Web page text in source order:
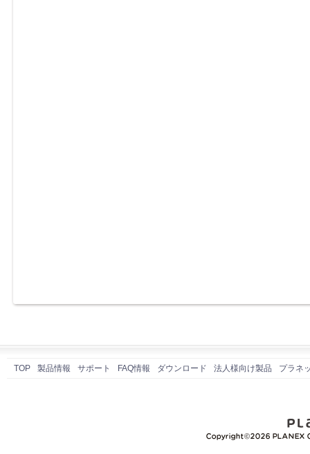
TOP 製品情報 サポート FAQ情報 ダウンロード 法人様向け製品 プラネ